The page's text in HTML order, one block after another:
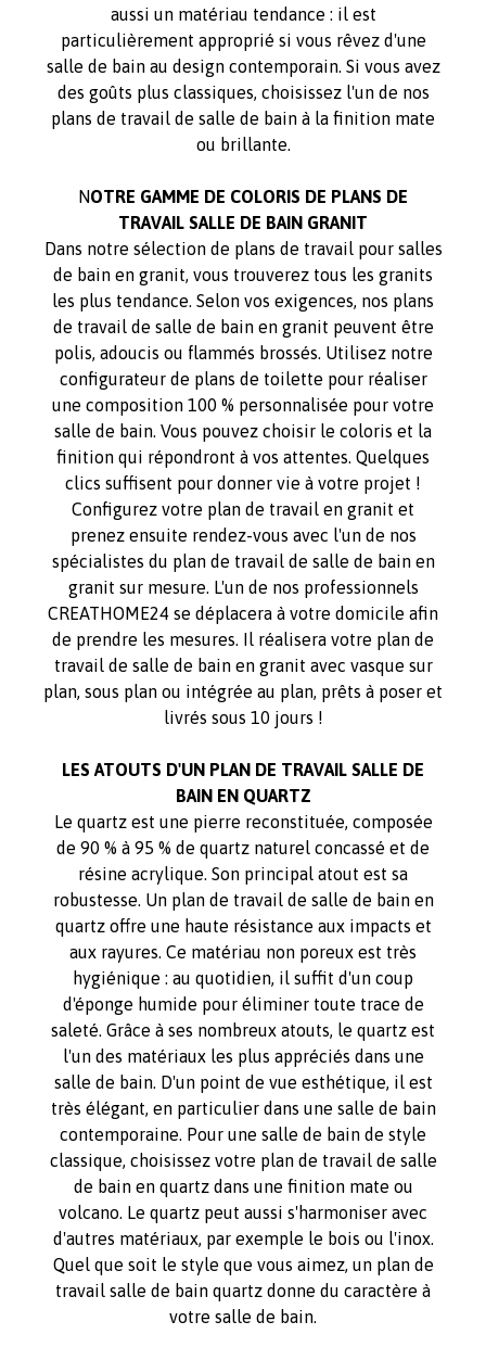
aussi un matériau tendance : il est
particulièrement approprié si vous rêvez d'une
salle de bain au design contemporain. Si vous avez
des goûts plus classiques, choisissez l'un de nos
plans de travail de salle de bain à la finition mate
ou brillante.
NOTRE GAMME DE COLORIS DE PLANS DE
TRAVAIL SALLE DE BAIN GRANIT
Dans notre sélection de plans de travail pour salles
de bain en granit, vous trouverez tous les granits
les plus tendance. Selon vos exigences, nos plans
de travail de salle de bain en granit peuvent être
polis, adoucis ou flammés brossés. Utilisez notre
configurateur de plans de toilette pour réaliser
une composition 100 % personnalisée pour votre
salle de bain. Vous pouvez choisir le coloris et la
finition qui répondront à vos attentes. Quelques
clics suffisent pour donner vie à votre projet !
Configurez votre plan de travail en granit et
prenez ensuite rendez-vous avec l'un de nos
spécialistes du plan de travail de salle de bain en
granit sur mesure. L'un de nos professionnels
CREATHOME24 se déplacera à votre domicile afin
de prendre les mesures. Il réalisera votre plan de
travail de salle de bain en granit avec vasque sur
plan, sous plan ou intégrée au plan, prêts à poser et
livrés sous 10 jours !
LES ATOUTS D'UN PLAN DE TRAVAIL SALLE DE
BAIN EN QUARTZ
Le quartz est une pierre reconstituée, composée
de 90 % à 95 % de quartz naturel concassé et de
résine acrylique. Son principal atout est sa
robustesse. Un plan de travail de salle de bain en
quartz offre une haute résistance aux impacts et
aux rayures. Ce matériau non poreux est très
hygiénique : au quotidien, il suffit d'un coup
d'éponge humide pour éliminer toute trace de
saleté. Grâce à ses nombreux atouts, le quartz est
l'un des matériaux les plus appréciés dans une
salle de bain. D'un point de vue esthétique, il est
très élégant, en particulier dans une salle de bain
contemporaine. Pour une salle de bain de style
classique, choisissez votre plan de travail de salle
de bain en quartz dans une finition mate ou
volcano. Le quartz peut aussi s'harmoniser avec
d'autres matériaux, par exemple le bois ou l'inox.
Quel que soit le style que vous aimez, un plan de
travail salle de bain quartz donne du caractère à
votre salle de bain.